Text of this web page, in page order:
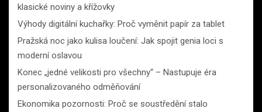
klasické noviny a křížovky
Výhody digitální kuchařky: Proč vyměnit papír za tablet
Pražská noc jako kulisa loučení: Jak spojit genia loci s
moderní oslavou
Konec „jedné velikosti pro všechny“ – Nastupuje éra
personalizovaného odměňování
Ekonomika pozornosti: Proč se soustředění stalo